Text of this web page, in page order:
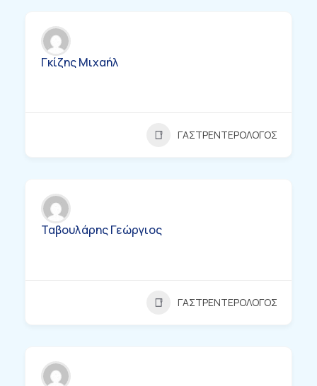
Γκίζης Μιχαήλ
ΓΑΣΤΡΕΝΤΕΡΟΛΟΓΟΣ
Ταβουλάρης Γεώργιος
ΓΑΣΤΡΕΝΤΕΡΟΛΟΓΟΣ